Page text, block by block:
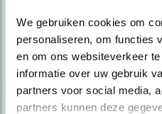
We gebruiken cookies om
personaliseren, om functies
en om ons websiteverkeer
informatie over uw gebruik
partners voor social media,
partners kunnen deze